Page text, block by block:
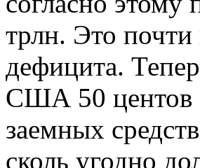
трлн. Это
дефицита.
США 50 центов
заемных
сколь угодно